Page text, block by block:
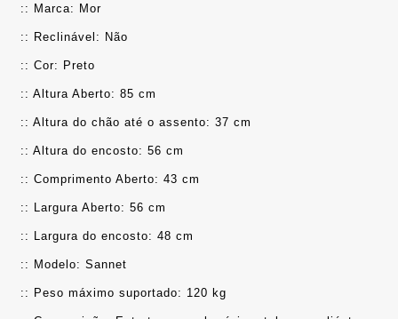
:: Marca: Mor
:: Reclinável: Não
:: Cor: Preto
:: Altura Aberto: 85 cm
:: Altura do chão até o assento: 37 cm
:: Altura do encosto: 56 cm
:: Comprimento Aberto: 43 cm
:: Largura Aberto: 56 cm
:: Largura do encosto: 48 cm
:: Modelo: Sannet
:: Peso máximo suportado: 120 kg